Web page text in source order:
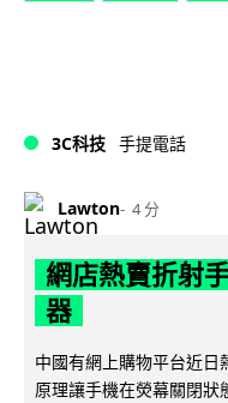
3C科技 手提電話
Lawton 4 分
網店熱賣折射
器
中國有網上購物平台近
原理讓手機在熒幕關閉狀